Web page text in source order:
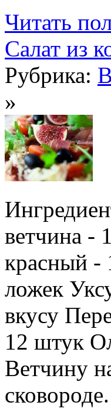
Читать
Салат из
Рубрика:
»
ветчина -
красный -
ложек
вкусу
12 штук
Ветчину